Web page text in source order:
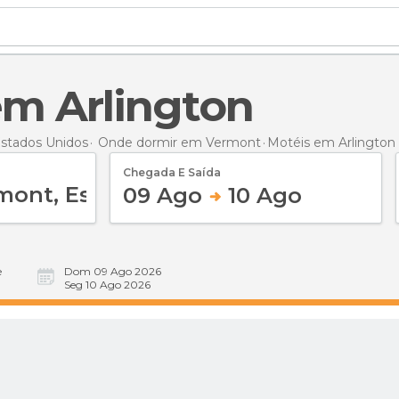
Arlington
Unidos Onde dormir em Vermont Motéis em Arlington
Chegada E Saída
09 Ago 10 Ago
Dom 09 Ago 2026
Seg 10 Ago 2026